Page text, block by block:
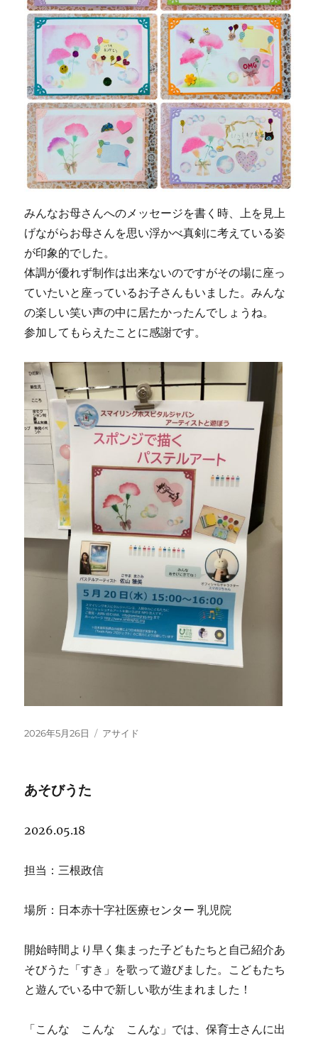
みんなお母さんへのメッセージを書く時、上を見上
げながらお母さんを思い浮かべ真剣に考えている姿
が印象的でした。
体調が優れず制作は出来ないのですがその場に座っ
ていたいと座っているお子さんもいました。みんな
の楽しい笑い声の中に居たかったんでしょうね。
参加してもらえたことに感謝です。
投
2026年5月26日
フ
アサイド
あそびうた
2026.05.18
担当：三根政信
場所：日本赤十字社医療センター 乳児院
開始時間より早く集まった子どもたちと自己紹介あ
そびうた「すき」を歌って遊びました。こどもたち
と遊んでいる中で新しい歌が生まれました！
「こんな こんな こんな」では、保育士さんに出